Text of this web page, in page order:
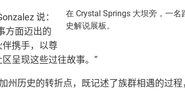
在 Crystal Springs 大坝旁，一
史解说展板。
说：
方面迈出的
携手，以尊
呈现这些过往故事。”
州历史的转折点，既记述了族群相遇的过